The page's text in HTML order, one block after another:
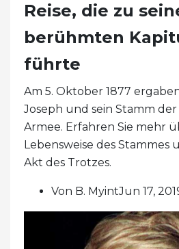
Reise, die zu
berühmten
führte
Am 5. Oktober 1877
Joseph und sein Stamm
Armee. Erfahren Sie mehr
Lebensweise des
Akt des Trotzes.
Von B. MyintJun 17,